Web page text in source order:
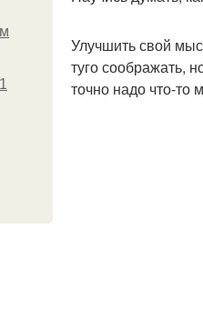
Улучшить свой
туго соображать,
точно надо что-то